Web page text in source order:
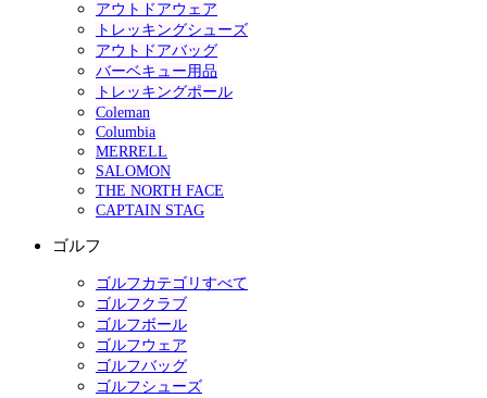
アウトドアウェア
トレッキングシューズ
アウトドアバッグ
バーベキュー用品
トレッキングポール
Coleman
Columbia
MERRELL
SALOMON
THE NORTH FACE
CAPTAIN STAG
ゴルフ
ゴルフカテゴリすべて
ゴルフクラブ
ゴルフボール
ゴルフウェア
ゴルフバッグ
ゴルフシューズ